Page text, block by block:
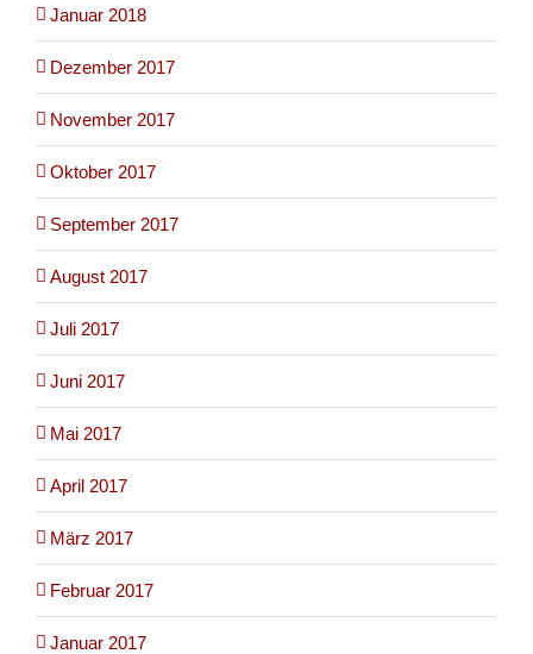
Januar 2018
Dezember 2017
November 2017
Oktober 2017
September 2017
August 2017
Juli 2017
Juni 2017
Mai 2017
April 2017
März 2017
Februar 2017
Januar 2017